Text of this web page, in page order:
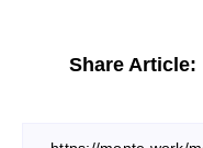
Share Article: